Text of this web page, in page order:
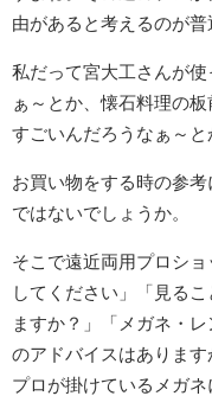
由があると考えるのが普
私だって宮大工さんが
ぁ～とか、懐石料理の
すごいんだろうなぁ～と
お買い物をする時の参
ではないでしょうか。
そこで遠近両用プロシ
してください」「見る
ますか？」「メガネ・
のアドバイスはありま
プロが掛けているメガ